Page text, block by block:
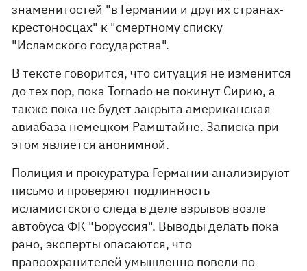
знаменитостей "в Германии и других странах-
крестоносцах" к "смертному списку
"Исламского государства".
В тексте говорится, что ситуация не изменится
до тех пор, пока Tornado не покинут Сирию, а
также пока не будет закрыта американская
авиабаза немецком Рамштайне. Записка при
этом является анонимной.
Полиция и прокуратура Германии анализируют
письмо и проверяют подлинность
исламистского следа в деле взрывов возле
автобуса ФК "Боруссия". Выводы делать пока
рано, эксперты опасаются, что
правоохранителей умышленно повели по